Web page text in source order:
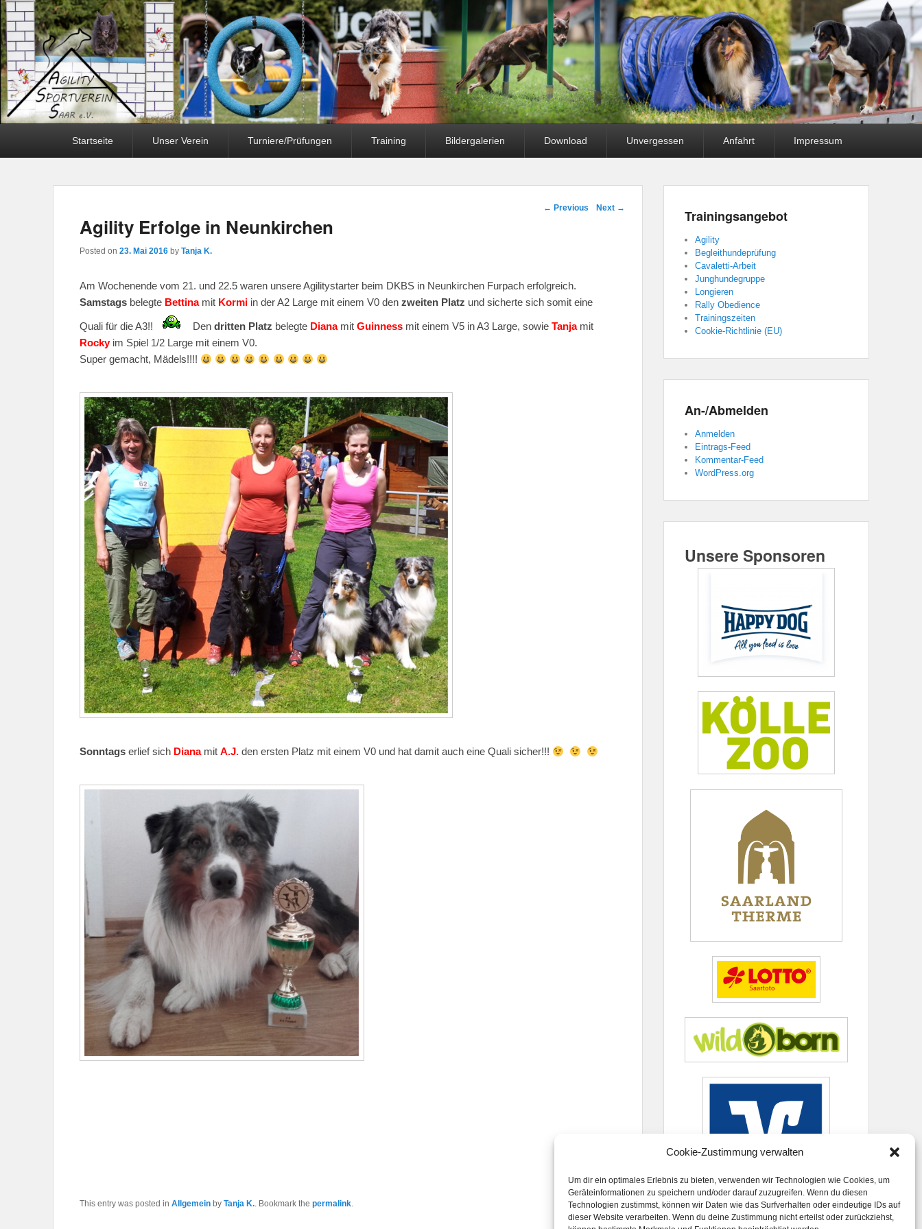
Cookie-Zustimmung verwalten
Um dir ein optimales Erlebnis zu bieten, verwenden wir Technologien wie Cookies, um
Geräteinformationen zu speichern und/oder darauf zuzugreifen. Wenn du diesen
Technologien zustimmst, können wir Daten wie das Surfverhalten oder eindeutige IDs auf
dieser Website verarbeiten. Wenn du deine Zustimmung nicht erteilst oder zurückziehst,
Startseite Unser Verein Turniere/Prüfungen Training Bildergalerien Download Unvergessen Anfahrt Impressum
Post navigation
← Previous Next →
Agility Erfolge in Neunkirchen
Posted on 23. Mai 2016 by Tanja K.
Am Wochenende vom 21. und 22.5 waren unsere Agilitystarter beim DKBS in Neunkirchen Furpach erfolgreich.
Samstags belegte Bettinamit Kormi in der A2 Large mit einem V0 den zweiten Platz und sicherte sich somit eine
Quali für die A3!! Den dritten Platz belegte Dianamit Guinness mit einem V5 in A3 Large, sowie Tanjamit
Rockyim Spiel 1/2 Large mit einem V0.
Super gemacht, Mädels!!!!
Sonntags erlief sich Dianamit A.J. den ersten Platz mit einem V0 und hat damit auch eine Quali sicher!!!
This entry was posted in Allgemein by Tanja K.. Bookmark the permalink.
Trainingsangebot
Agility
Begleithundeprüfung
Cavaletti-Arbeit
Junghundegruppe
Longieren
Rally Obedience
Trainingszeiten
Cookie-Richtlinie (EU)
An-/Abmelden
Anmelden
Eintrags-Feed
Kommentar-Feed
WordPress.org
Unsere Sponsoren